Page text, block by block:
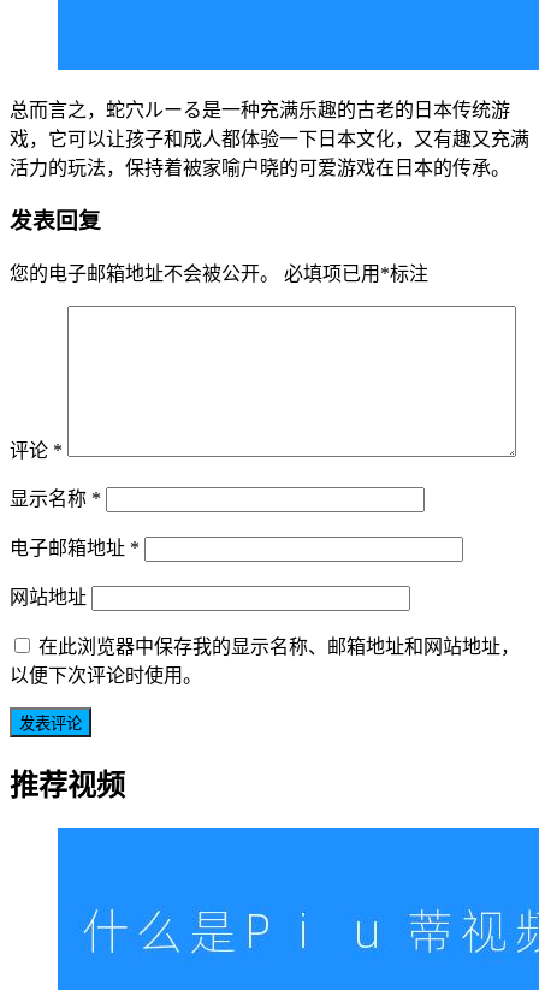
总而言之，蛇穴ルーる是一种充满乐趣的古老的日本传统游
戏，它可以让孩子和成人都体验一下日本文化，又有趣又充满
活力的玩法，保持着被家喻户晓的可爱游戏在日本的传承。
发表回复
您的电子邮箱地址不会被公开。 必填项已用 *标注
评论 *
显示名称 *
电子邮箱地址 *
网站地址
在此浏览器中保存我的显示名称、邮箱地址和网站地址，
以便下次评论时使用。
推荐视频